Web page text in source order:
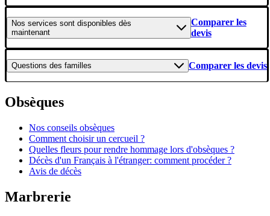
Nos services sont disponibles dès
maintenant
Comparer les
devis
Questions des familles Comparer les devis
Obsèques
Nos conseils obsèques
Comment choisir un cercueil ?
Quelles fleurs pour rendre hommage lors d'obsèques ?
Décès d'un Français à l'étranger: comment procéder ?
Avis de décès
Marbrerie